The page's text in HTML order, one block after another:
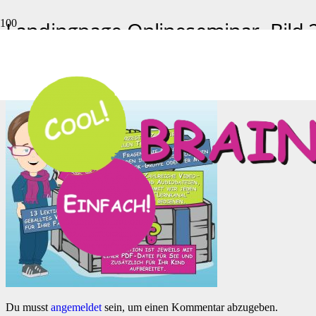
Landingpage Onlineseminar -Bild
Landingpage Onlineseminar -Bild 2
Du musst angemeldet sein, um einen Kommentar abzugeben.